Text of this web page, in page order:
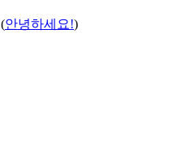
(안녕하세요!)